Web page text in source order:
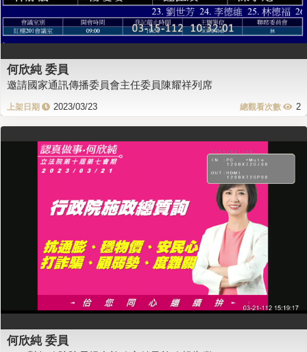
何欣純 委員
邀請國家通訊傳播委員會主任委員陳耀祥列席
2023/03/23 2
何欣純 委員